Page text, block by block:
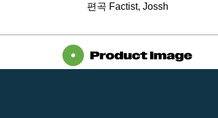
편곡 Factist, Jossh